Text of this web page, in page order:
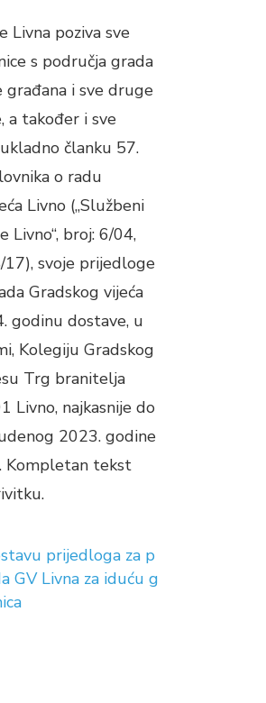
Livna poziva sve
s područja grada
građana i sve druge
a također i sve
članku 57.
o radu
Livno („Službeni
Livno“, broj: 6/04,
svoje prijedloge
Gradskog vijeća
godinu dostave, u
Kolegiju Gradskog
Trg branitelja
Livno, najkasnije do
2023. godine
Kompletan tekst
prijedloga za p
GV Livna za iduću g